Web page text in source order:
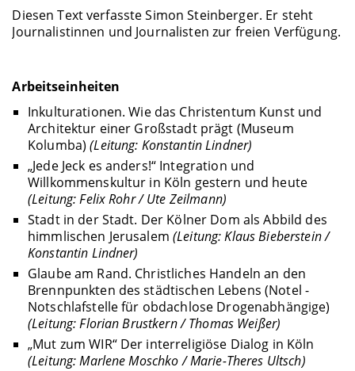
Diesen Text verfasste Simon Steinberger. Er steht
Journalistinnen und Journalisten zur freien Verfügung.
Arbeitseinheiten
Inkulturationen. Wie das Christentum Kunst und
Architektur einer Großstadt prägt (Museum
Kolumba)(Leitung: Konstantin Lindner)
„Jede Jeck es anders!“ Integration und
Willkommenskultur in Köln gestern und heute
(Leitung: Felix Rohr / Ute Zeilmann)
Stadt in der Stadt. Der Kölner Dom als Abbild des
himmlischen Jerusalem(Leitung: Klaus Bieberstein /
Konstantin Lindner)
Glaube am Rand. Christliches Handeln an den
Brennpunkten des städtischen Lebens (Notel -
Notschlafstelle für obdachlose Drogenabhängige)
(Leitung: Florian Brustkern / Thomas Weißer)
„Mut zum WIR“ Der interreligiöse Dialog in Köln
(Leitung: Marlene Moschko / Marie-Theres Ultsch)